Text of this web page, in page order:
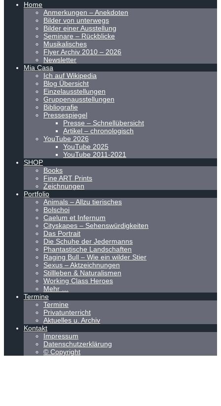
Home
Anmerkungen – Anekdoten
Bilder von unterwegs
Bilder einer Ausstellung
Seminare – Rückblicke
Musikalisches
Flyer Archiv 2010 – 2026
Newsletter
Mia Casa
Ich auf Wikipedia
Blog Übersicht
Einzelausstellungen
Gruppenausstellungen
Bibliografie
Pressespiegel
Presse – Schnellübersicht
Artikel – chronologisch
YouTube 2026
YouTube 2025
YouTube 2011-2021
SHOP
Books
Fine ART Prints
Zeichnungen
Portfolio
Animals – Allzu tierisches
Bolschoi
Caelum et Infernum
Cityskapes – Sehenswürdigkeiten
Das Portrait
Die Schuhe der Jedermanns
Phantastische Landschaften
Raging Bull – Wie ein wilder Stier
Sexus – Aktzeichnungen
Stillleben & Naturalismen
Working Class Heroes
Mehr …
Termine
Termine
Privatunterricht
Aktuelles u. Archiv
Kontakt
Impressum
Datenschutzerklärung
© Copyright